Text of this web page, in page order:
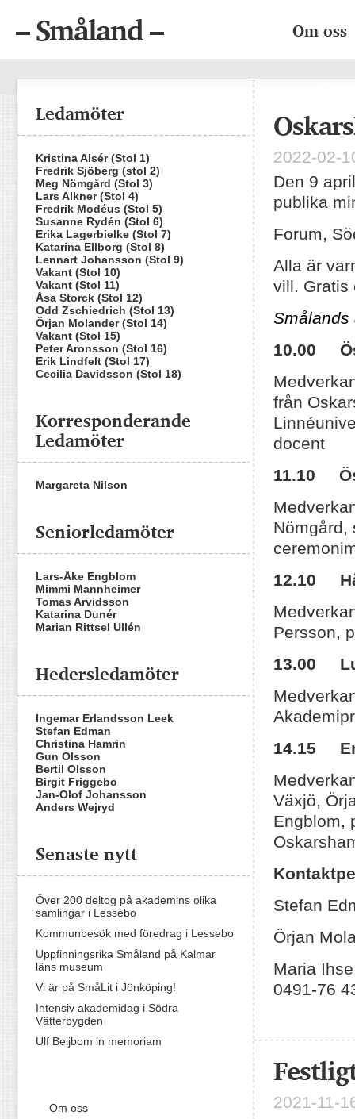
– Småland – Om oss
2022-02-
Den 9
publika
Forum,
Alla är
vill. Gratis
Smålands
10.00
från
docent
11.10
Nömgård,
12.10
Persson,
13.00
14.15
Växjö,
Engblom,
Stefan
Örjan
Maria
0491-76
2021-11-
Ledamöter
Kristina Alsér (Stol 1)
Fredrik Sjöberg (stol 2)
Meg Nömgård (Stol 3)
Lars Alkner (Stol 4)
Fredrik Modéus (Stol 5)
Susanne Rydén (Stol 6)
Erika Lagerbielke (Stol 7)
Katarina Ellborg (Stol 8)
Lennart Johansson (Stol 9)
Vakant (Stol 10)
Vakant (Stol 11)
Åsa Storck (Stol 12)
Odd Zschiedrich (Stol 13)
Örjan Molander (Stol 14)
Vakant (Stol 15)
Peter Aronsson (Stol 16)
Erik Lindfelt (Stol 17)
Cecilia Davidsson (Stol 18)
Korresponderande
Ledamöter
Margareta Nilson
Seniorledamöter
Lars-Åke Engblom
Mimmi Mannheimer
Tomas Arvidsson
Katarina Dunér
Marian Rittsel Ullén
Hedersledamöter
Ingemar Erlandsson Leek
Stefan Edman
Christina Hamrin
Gun Olsson
Bertil Olsson
Birgit Friggebo
Jan-Olof Johansson
Anders Wejryd
Senaste nytt
Över 200 deltog på akademins olika
samlingar i Lessebo
Kommunbesök med föredrag i Lessebo
Uppfinningsrika Småland på Kalmar
läns museum
Vi är på SmåLit i Jönköping!
Intensiv akademidag i Södra
Vätterbygden
Ulf Beijbom in memoriam
Om oss